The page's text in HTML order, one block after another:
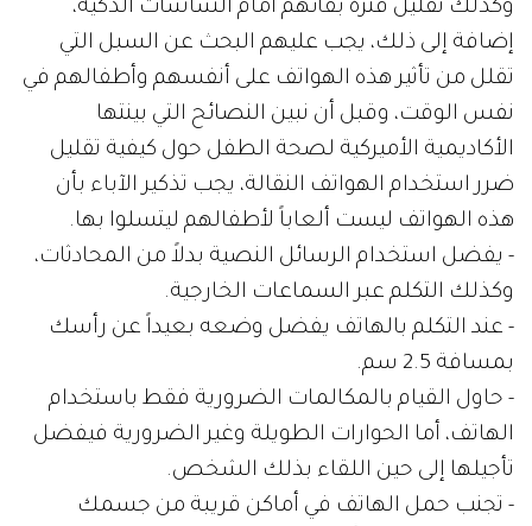
وكذلك تقليل فترة بقائهم أمام الشاشات الذكية،
إضافة إلى ذلك، يجب عليهم البحث عن السبل التي
تقلل من تأثير هذه الهواتف على أنفسهم وأطفالهم في
نفس الوقت، وقبل أن نبين النصائح التي بينتها
الأكاديمية الأميركية لصحة الطفل حول كيفية تقليل
ضرر استخدام الهواتف النقالة، يجب تذكير الآباء بأن
هذه الهواتف ليست ألعاباً لأطفالهم ليتسلوا بها.
- يفضل استخدام الرسائل النصية بدلاً من المحادثات،
وكذلك التكلم عبر السماعات الخارجية.
- عند التكلم بالهاتف يفضل وضعه بعيداً عن رأسك
بمسافة 2.5 سم.
- حاول القيام بالمكالمات الضرورية فقط باستخدام
الهاتف، أما الحوارات الطويلة وغير الضرورية فيفضل
تأجيلها إلى حين اللقاء بذلك الشخص.
- تجنب حمل الهاتف في أماكن قريبة من جسمك